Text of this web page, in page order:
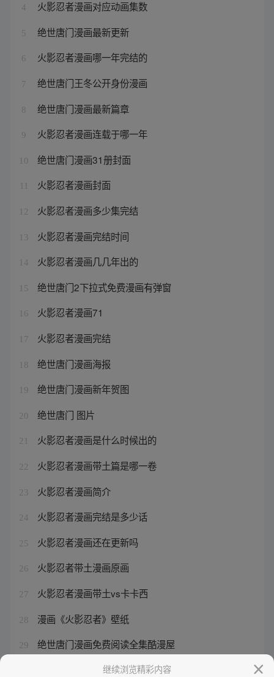
4 火影忍者漫画对应动画集数
5 绝世唐门漫画最新更新
6 火影忍者漫画哪一年完结的
7 绝世唐门王冬公开身份漫画
8 绝世唐门漫画最新篇章
9 火影忍者漫画连载于哪一年
10 绝世唐门漫画31册封面
火影忍者漫画封面
12 火影忍者漫画多少集完结
13 火影忍者漫画完结时间
14 火影忍者漫画几几年出的
15 绝世唐门2下拉式免费漫画有弹窗
16 火影忍者漫画71
17 火影忍者漫画完结
18 绝世唐门漫画海报
19 绝世唐门漫画新年贺图
20 绝世唐门 图片
21 火影忍者漫画是什么时候出的
22 火影忍者漫画带土篇是哪一卷
23 火影忍者漫画简介
24 火影忍者漫画完结是多少话
25 火影忍者漫画还在更新吗
26 火影忍者带土漫画原画
27 火影忍者漫画带土vs卡卡西
28 漫画《火影忍者》壁纸
29 绝世唐门漫画免费阅读全集酷漫屋
火影忍者漫画完结了没有继续浏览精彩内容